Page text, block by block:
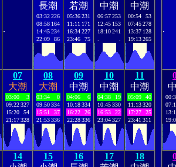
.
長潮
03:32226
08:58 164
14:45234
22:09
86
若潮
05:36231
11:11 171
16:34227
23:46
75
中潮
06:57253
12:45 153
18:10241
中潮
00:54
53
07:45278
13:37 128
19:13265
07
大潮
03:00
3
09:22327
15:20
54
21:17328
08
大潮
03:34
0
09:50334
15:51
37
21:53336
09
中潮
04:06
6
10:18334
16:22
26
22:28336
10
中潮
04:38
19
10:45330
16:53
22
23:04327
11
中潮
05:09
40
11:13320
17:27
25
23:41 311
14
15
16
17
18
.